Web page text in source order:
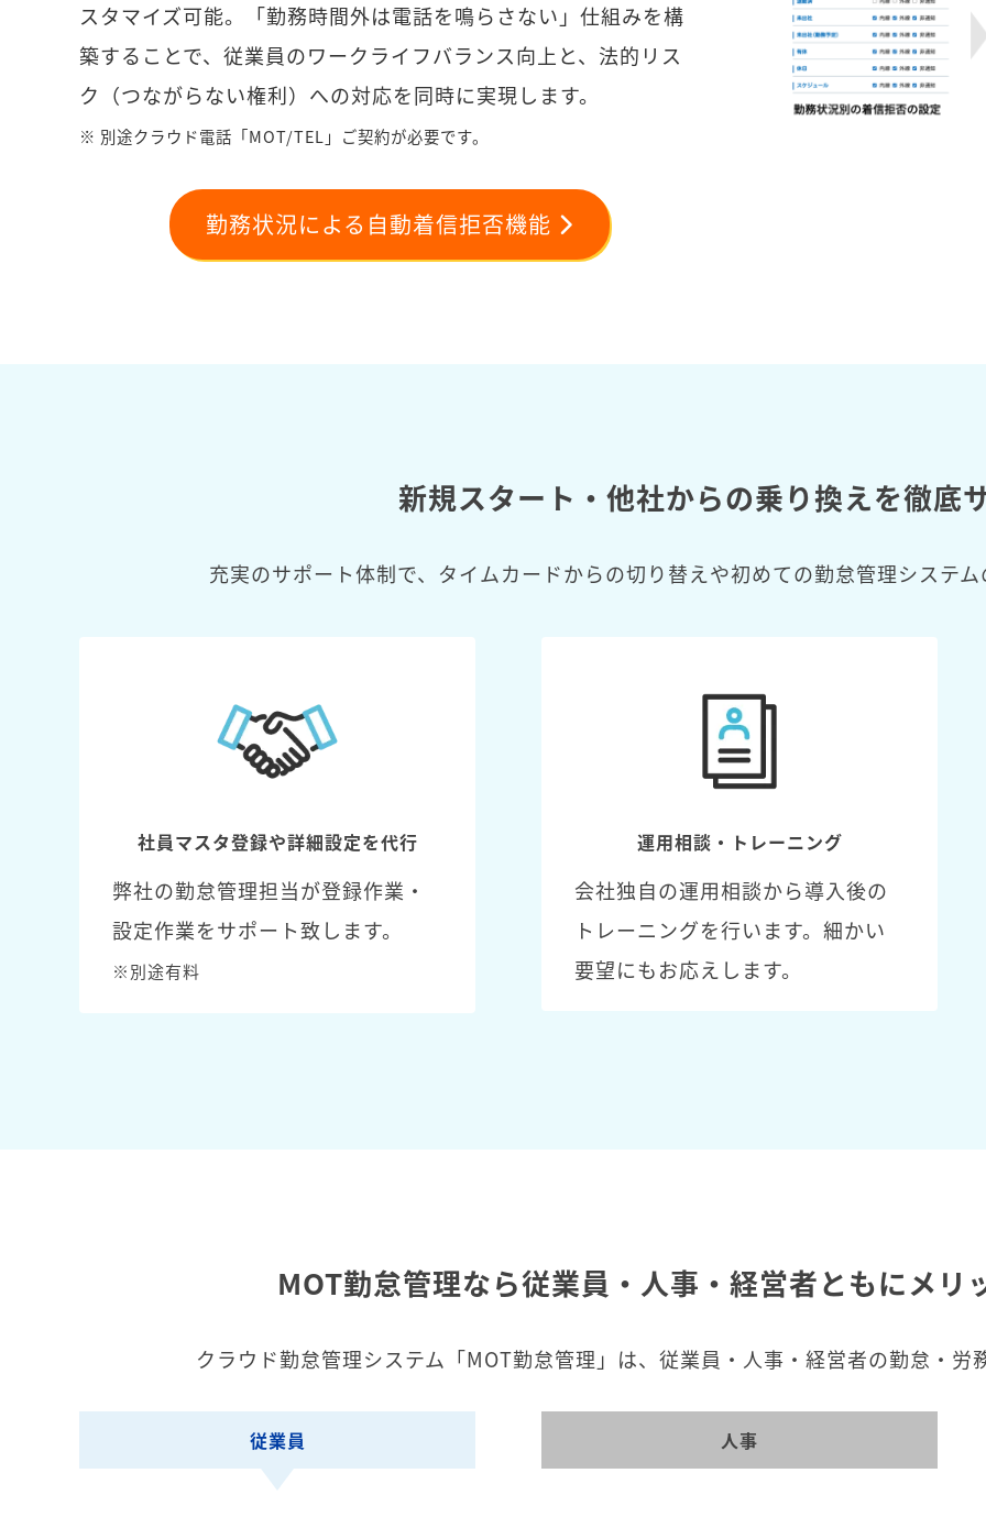
スタマイズ可能。「勤務時間外は電話を鳴らさない」仕組みを構
築することで、従業員のワークライフバランス向上と、法的リス
ク（つながらない権利）への対応を同時に実現します。
※ 別途クラウド電話「MOT/TEL」ご契約が必要です。
勤務状況による自動着信拒否機能
新規スタート・他社からの乗り換えを徹底
充実のサポート体制で、タイムカードからの切り替えや初めての勤怠管理システ
社員マスタ登録や詳細設定を代行
弊社の勤怠管理担当が登録作業・
設定作業をサポート致します。
※別途有料
運用相談・トレーニング
会社独自の運用相談から導入後の
トレーニングを行います。細かい
要望にもお応えします。
MOT勤怠管理なら従業員・人事・経営者ともにメリ
クラウド勤怠管理システム「MOT勤怠管理」は、従業員・人事・経営者の勤怠・労
従業員 人事